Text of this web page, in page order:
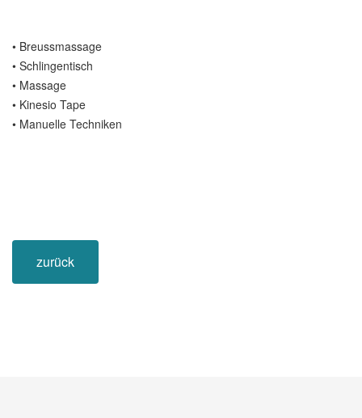
• Breussmassage
• Schlingentisch
• Massage
• Kinesio Tape
• Manuelle Techniken
zurück